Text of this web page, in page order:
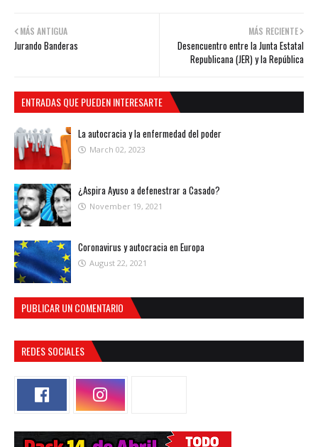
MÁS RECIENTE
Desencuentro entre la Junta Estatal
Republicana (JER) y la República
MÁS ANTIGUA
Jurando Banderas
ENTRADAS QUE PUEDEN INTERESARTE
La autocracia y la enfermedad del poder
March 02, 2023
¿Aspira Ayuso a defenestrar a Casado?
November 19, 2021
Coronavirus y autocracia en Europa
August 22, 2021
PUBLICAR UN COMENTARIO
REDES SOCIALES